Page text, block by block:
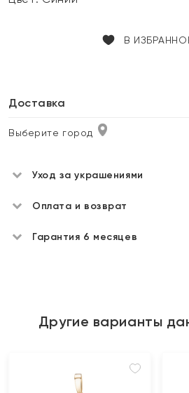
В
Доставка
Выберите город
Уход за украшениями
Оплата и возврат
Гарантия 6 месяцев
Другие варианты